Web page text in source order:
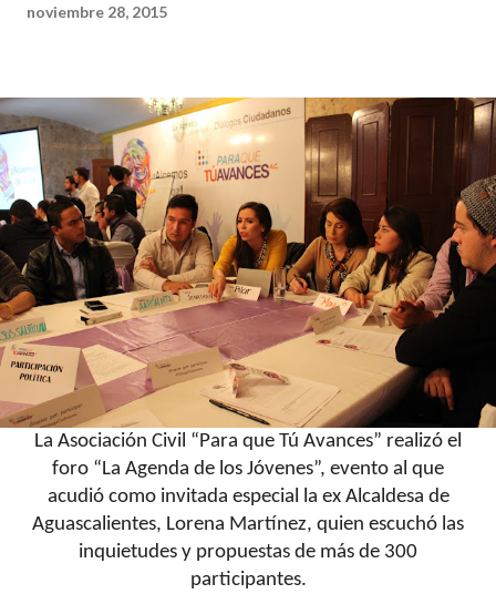
noviembre 28, 2015
La Asociación Civil “Para que Tú Avances” realizó el
foro “La Agenda de los Jóvenes”, evento al que
acudió como invitada especial la ex Alcaldesa de
Aguascalientes, Lorena Martínez, quien escuchó las
inquietudes y propuestas de más de 300
participantes.